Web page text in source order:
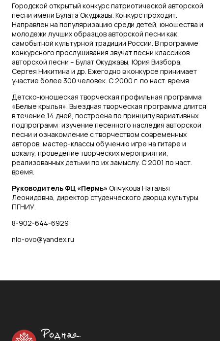
Городской открытый конкурс патриотической авторской
песни имени Булата Окуджавы. Конкурс проходит.
Направлен на популяризацию среди детей, юношества и
молодежи лучших образцов авторской песни как
самобытной культурной традиции России. В программе
конкурсного прослушивания звучат песни классиков
авторской песни – Булат Окуджавы, Юрия Визбора,
Сергея Никитина и др. Ежегодно в конкурсе принимает
участие более 300 человек. С 2000 г. по наст. время.
Детско-юношеская творческая профильная программа
«Белые крылья». Выездная творческая программа длится
в течение 14 дней, построена по принципу вариативных
подпрограмм: изучение песенного наследия авторской
песни и ознакомление с творчеством современных
авторов, мастер-классы обучению игре на гитаре и
вокалу, проведение творческих мероприятий,
реализованных детьми по их замыслу. С 2001 по наст.
время.
Руководитель ФЦ «Пермь» Ончукова Наталья
Леонидовна, директор студенческого дворца культуры
ПГНИУ.
8-902-644-6929
nlo-ovo@yandex.ru
Родная